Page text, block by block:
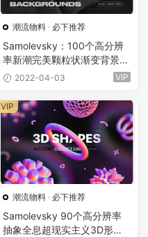
潮流物料 · 必下推荐
Samolevsky：100个高分辨
率新潮完美颗粒状渐变背景包
（4749）
2022-04-03 VIP
潮流物料 · 必下推荐
Samolevsky 90个高分辨率
抽象全息超现实主义3D形状
VIP